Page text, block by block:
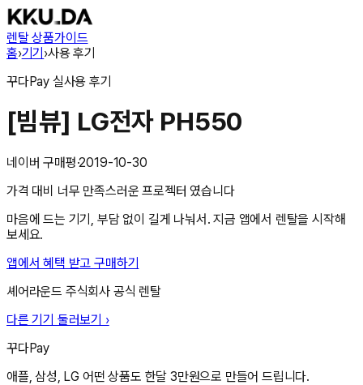
렌탈 상품가이드
홈›기기›사용 후기
꾸다Pay 실사용 후기
[빔뷰] LG전자 PH550
네이버 구매평·2019-10-30
가격 대비 너무 만족스러운 프로젝터 였습니다
마음에 드는 기기, 부담 없이 길게 나눠서. 지금 앱에서 렌탈을 시작해
보세요.
앱에서 혜택 받고 구매하기
셰어라운드 주식회사 공식 렌탈
다른 기기 둘러보기 ›
꾸다Pay
애플, 삼성, LG 어떤 상품도 한달 3만원으로 만들어 드립니다.